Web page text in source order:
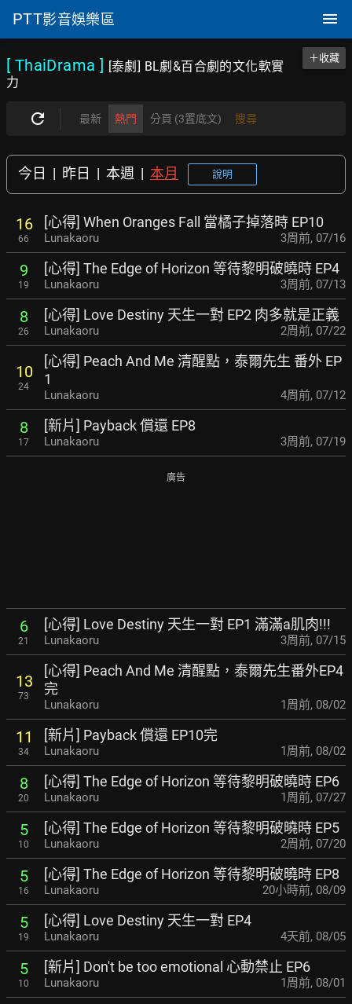
PTT影音娛樂區
[ ThaiDrama ]
[泰劇] BL劇&百合劇的文化軟實
力
＋收藏
最新 熱門 分頁 (3置底文) 搜尋
今日 | 昨日 | 本週 | 本月 說明
16
66
[心得] When Oranges Fall 當橘子掉落時 EP10
Lunakaoru 3周前, 07/16
9
19
[心得] The Edge of Horizon 等待黎明破曉時 EP4
Lunakaoru 3周前, 07/13
8
26
[心得] Love Destiny 天生一對 EP2 肉多就是正義
Lunakaoru 2周前, 07/22
10
24
[心得] Peach And Me 清醒點，泰爾先生 番外 EP
1
Lunakaoru 4周前, 07/12
8
17
[新片] Payback 償還 EP8
Lunakaoru 3周前, 07/19
廣告
6
21
[心得] Love Destiny 天生一對 EP1 滿滿a肌肉!!!
Lunakaoru 3周前, 07/15
13
73
[心得] Peach And Me 清醒點，泰爾先生番外EP4
完
Lunakaoru 1周前, 08/02
11
34
[新片] Payback 償還 EP10完
Lunakaoru 1周前, 08/02
8
20
[心得] The Edge of Horizon 等待黎明破曉時 EP6
Lunakaoru 1周前, 07/27
5
10
[心得] The Edge of Horizon 等待黎明破曉時 EP5
Lunakaoru 2周前, 07/20
5
16
[心得] The Edge of Horizon 等待黎明破曉時 EP8
Lunakaoru 20小時前, 08/09
5
19
[心得] Love Destiny 天生一對 EP4
Lunakaoru 4天前, 08/05
5
10
[新片] Don't be too emotional 心動禁止 EP6
Lunakaoru 1周前, 08/01